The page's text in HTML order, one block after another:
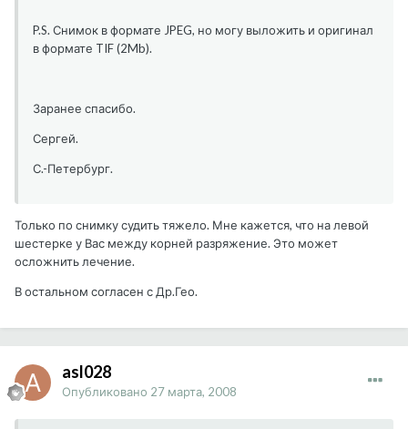
P.S. Снимок в формате JPEG, но могу выложить и оригинал
в формате TIF (2Mb).
Заранее спасибо.
Сергей.
С.-Петербург.
Только по снимку судить тяжело. Мне кажется, что на левой
шестерке у Вас между корней разряжение. Это может
осложнить лечение.
В остальном согласен с Др.Гео.
asl028
Опубликовано 27 марта, 2008